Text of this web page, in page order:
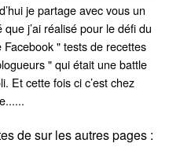
je partage avec vous un
que j’ai réalisé pour le défi du
Facebook " tests de recettes
" qui était une battle
Et cette fois ci c’est chez
desur les autres pages :